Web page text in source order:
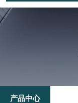
产品中心